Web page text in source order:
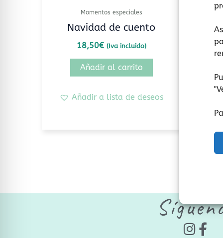
"
Momentos especiales
Navidad de cuento
18,50€ (Iva incluido)
Añadir al carrito
Añadir a lista de deseos
de
I
F